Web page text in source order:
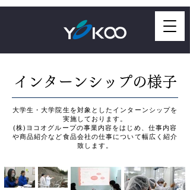
インターンシップの様子
大学生・大学院生を対象としたインターンシップを
実施しております。
(株)ヨコオグループの事業内容をはじめ、仕事内容
や商品紹介など食品会社の仕事について幅広く紹介
致します。